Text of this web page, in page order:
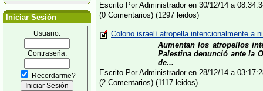
Iniciar Sesión
Usuario:
Contraseña:
Recordarme?
Escrito Por Administrador en 30/12/14 a
(0 Comentarios) (1297 leidos)
Colono israelí atropella intencionalmente a
Aumentan los atropellos
Palestina denunció ante la
de...
Escrito Por Administrador en 28/12/14 a
(2 Comentarios) (1117 leidos)